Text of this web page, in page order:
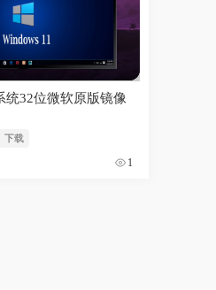
统32位微软原版镜像
下载
1